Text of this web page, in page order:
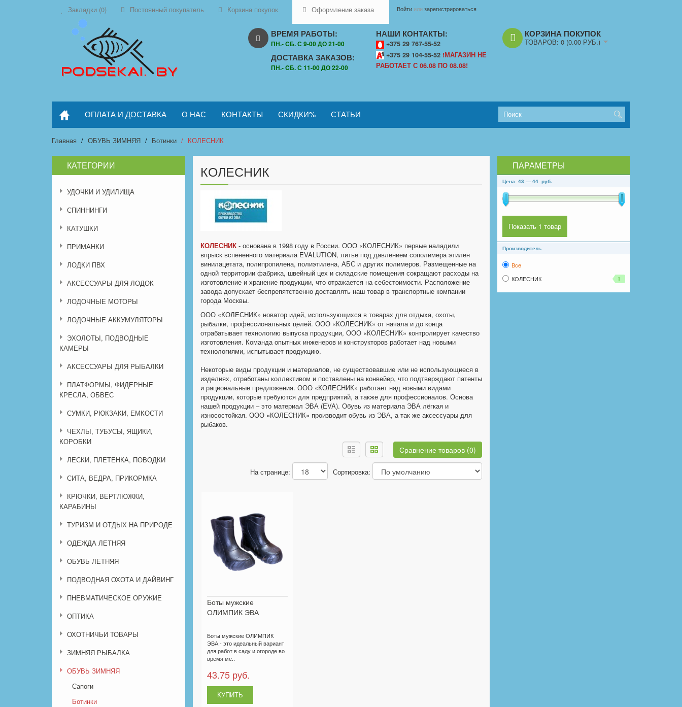
Закладки (0) Постоянный покупатель Корзина покупок Оформление заказа Войти илизарегистрироваться
ВРЕМЯ РАБОТЫ:
ПН.- CБ. С 9-00 ДО 21-00
ДОСТАВКА ЗАКАЗОВ:
ПН.- CБ. С 11-00 ДО 22-00
НАШИ КОНТАКТЫ:
+375 29 767-55-52
+375 29 104-55-52 !МАГАЗИН НЕ
РАБОТАЕТ С 06.08 ПО 08.08!
КОРЗИНА ПОКУПОК
ТОВАРОВ: 0 (0.00 РУБ.)
ОПЛАТА И ДОСТАВКА О НАС КОНТАКТЫ СКИДКИ% СТАТЬИ
Главная ОБУВЬ ЗИМНЯЯ Ботинки КОЛЕСНИК
КАТЕГОРИИ
УДОЧКИ И УДИЛИЩА
СПИННИНГИ
КАТУШКИ
ПРИМАНКИ
ЛОДКИ ПВХ
АКСЕССУАРЫ ДЛЯ ЛОДОК
ЛОДОЧНЫЕ МОТОРЫ
ЛОДОЧНЫЕ АККУМУЛЯТОРЫ
ЭХОЛОТЫ, ПОДВОДНЫЕ
КАМЕРЫ
АКСЕССУАРЫ ДЛЯ РЫБАЛКИ
ПЛАТФОРМЫ, ФИДЕРНЫЕ
КРЕСЛА, ОБВЕС
СУМКИ, РЮКЗАКИ, ЕМКОСТИ
ЧЕХЛЫ, ТУБУСЫ, ЯЩИКИ,
КОРОБКИ
ЛЕСКИ, ПЛЕТЕНКА, ПОВОДКИ
СИТА, ВЕДРА, ПРИКОРМКА
КРЮЧКИ, ВЕРТЛЮЖКИ,
КАРАБИНЫ
ТУРИЗМ И ОТДЫХ НА ПРИРОДЕ
ОДЕЖДА ЛЕТНЯЯ
ОБУВЬ ЛЕТНЯЯ
ПОДВОДНАЯ ОХОТА И ДАЙВИНГ
ПНЕВМАТИЧЕСКОЕ ОРУЖИЕ
ОПТИКА
ОХОТНИЧЬИ ТОВАРЫ
ЗИМНЯЯ РЫБАЛКА
ОБУВЬ ЗИМНЯЯ
Сапоги
Ботинки
КОЛЕСНИК
КОЛЕСНИК- основана в 1998 году в России. ООО «КОЛЕСНИК» первые наладили
впрыск вспененного материала EVALUTION, литье под давлением сополимера этилен
винилацетата, полипропилена, полиэтилена, АБС и других полимеров. Размещенные на
одной территории фабрика, швейный цех и складские помещения сокращают расходы на
изготовление и хранение продукции, что отражается на себестоимости. Расположение
завода допускает беспрепятственно доставлять наш товар в транспортные компании
города Москвы.
ООО «КОЛЕСНИК» новатор идей, использующихся в товарах для отдыха, охоты,
рыбалки, профессиональных целей. ООО «КОЛЕСНИК» от начала и до конца
отрабатывает технологию выпуска продукции, ООО «КОЛЕСНИК» контролирует качество
изготовления. Команда опытных инженеров и конструкторов работает над новыми
технологиями, испытывает продукцию.
Некоторые виды продукции и материалов, не существовавшие или не использующиеся в
изделиях, отработаны коллективом и поставлены на конвейер, что подтверждают патенты
и рациональные предложения. ООО «КОЛЕСНИК» работает над новыми видами
продукции, которые требуются для предприятий, а также для профессионалов. Основа
нашей продукции – это материал ЭВА (EVA). Обувь из материала ЭВА лёгкая и
износостойкая. ООО «КОЛЕСНИК» производит обувь из ЭВА, а так же аксессуары для
рыбаков.
Сравнение товаров (0)
На странице: Сортировка:
Боты мужские
ОЛИМПИК ЭВА
Боты мужские ОЛИМПИК
ЭВА - это идеальный вариант
для работ в саду и огороде во
время ме..
43.75 руб.
ПАРАМЕТРЫ
Цена 43 — 44руб.
Показать 1 товар
Производитель
Все
КОЛЕСНИК
1